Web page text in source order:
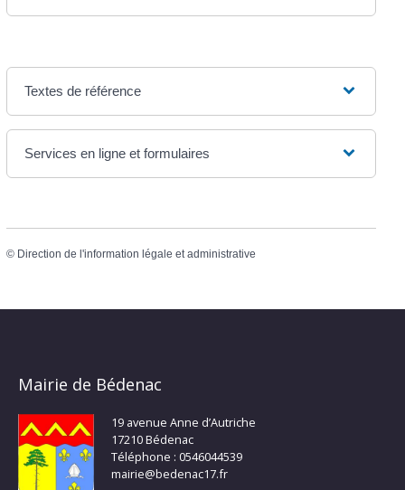
Textes de référence
Services en ligne et formulaires
© Direction de l'information légale et administrative
Mairie de Bédenac
19 avenue Anne d’Autriche
17210 Bédenac
Téléphone : 0546044539
mairie@bedenac17.fr